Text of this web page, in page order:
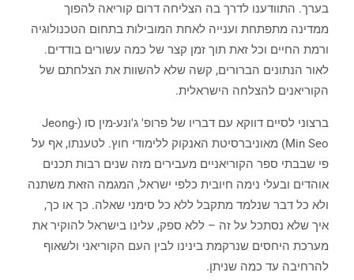
בערך. התוודענו לדרך בה הצליחה דרום קוריאה להפוך
ממדינה מתפתחת וענייה לאחת המובילות בתחום הטכנולוגיה
ורמת החיים וכל זאת תוך זמן קצר של כמה עשורים בודדים.
לאור הנתונים הברורים, קשה שלא להשוות את הצלחתם של
הקוריאנים להצלחה הישראלית.
ברצוני לסיים דווקא עם דבריו של פרופ' ג'ונע-מין סו (Jeong-
Min Seo) מאוניברסיטת האנקוק ללימודי חוץ. לטענתו, אף על
פי שבבתי ספר הקוריאניים מעבירים מזה שנים רבות תכנים
אוהדים ובעלי נימה חיובית כלפי ישראל, המגמה הזאת משתנה
ולא כל דבר שנלמד מתקבל ללא כל סימני שאלה. כך או כך,
איך שלא נסתכל על זה – ללא ספק, עלינו בישראל להוקיר את
מערכת היחסים שנרקמת בינינו לבין העם הקוריאני ולשאוף
להרחיבה עד כמה שניתן.